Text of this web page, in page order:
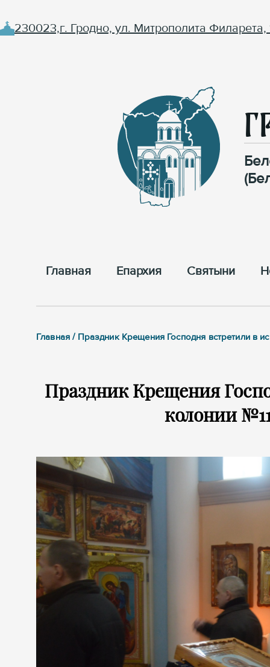
230023,г. Гродно, ул. Митрополита Филарета,
Главная Епархия Cвятыни
Главная / Праздник Крещения Господня встретили в
Праздник Крещения
колонии